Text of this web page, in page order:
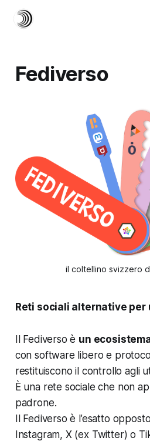
Fediverso
il coltellino svizzero
Reti sociali alternative per
Il Fediverso è un
con software libero e
restituiscono il controllo agli
È una rete sociale che non
padrone.
Il Fediverso è l’esatto
Instagram, X (ex Twitter) o